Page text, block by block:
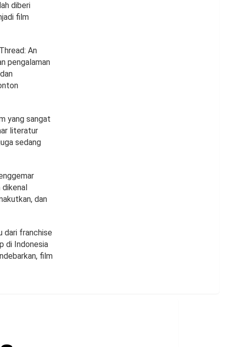
diberi
film
An
pengalaman
yang sangat
literatur
sedang
dan
dari franchise
di Indonesia
film